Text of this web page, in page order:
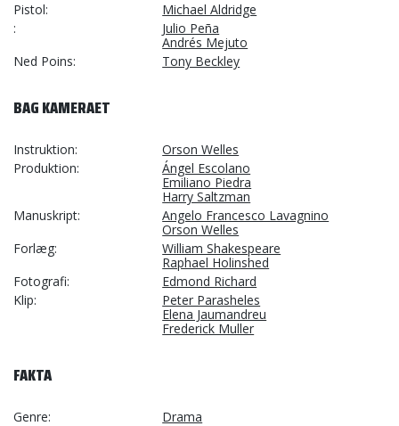
Pistol
Michael Aldridge
Julio Peña
Andrés Mejuto
Ned Poins
Tony Beckley
BAG KAMERAET
Instruktion
Orson Welles
Produktion
Ángel Escolano
Emiliano Piedra
Harry Saltzman
Manuskript
Angelo Francesco Lavagnino
Orson Welles
Forlæg
William Shakespeare
Raphael Holinshed
Fotografi
Edmond Richard
Klip
Peter Parasheles
Elena Jaumandreu
Frederick Muller
FAKTA
Genre
Drama